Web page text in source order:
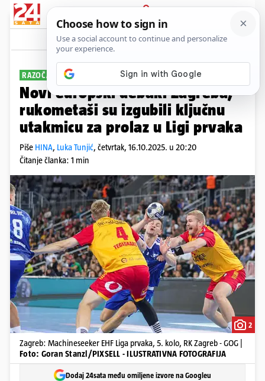
PRIJAVA
Sport Komentari
RAZOČARENJE U ARENI
Novi europski debakl Zagreba,
rukometaši su izgubili ključnu
utakmicu za prolaz u Ligi prvaka
Piše HINA, Luka Tunjić, četvrtak, 16.10.2025. u 20:20
Čitanje članka: 1 min
2
Zagreb: Machineseeker EHF Liga prvaka, 5. kolo, RK Zagreb - GOG |
Foto: Goran Stanzl/PIXSELL - ILUSTRATIVNA FOTOGRAFIJA
Dodaj 24sata među omiljene izvore na Googleu